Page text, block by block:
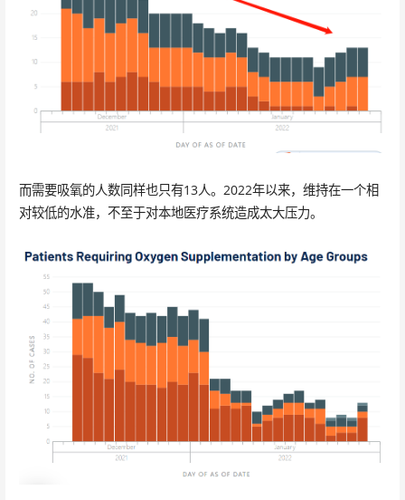
而需要吸氧的人数同样也只有13人。2022年以来，维持在一个相
对较低的水准，不至于对本地医疗系统造成太大压力。